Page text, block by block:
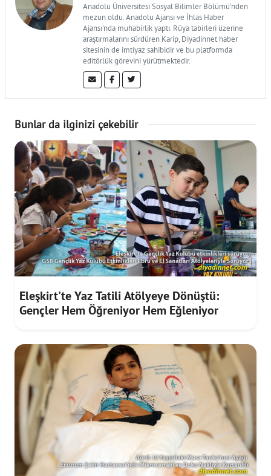
Anadolu Üniversitesi Sosyal Bilimler Bölümü'nden
mezun oldu. Anadolu Ajansı ve İhlas Haber
Ajansı'nda muhabirlik yaptı. Rüya tabirleri üzerine
araştırmalarını sürdüren Karip, Diyadinnet haber
sitesinin de imtiyaz sahibidir ve bu platformda
editörlük görevini yürütmektedir.
Bunlar da ilginizi çekebilir
Eleşkirt'te Yaz Tatili Atölyeye Dönüştü:
Gençler Hem Öğreniyor Hem Eğleniyor